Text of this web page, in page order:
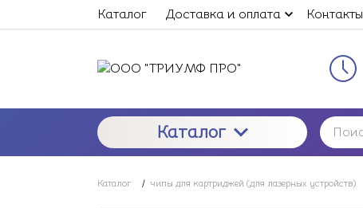
Каталог Доставка и оплата Контакты
Каталог
Каталог / чипы для картриджей (для лазерных устройств)